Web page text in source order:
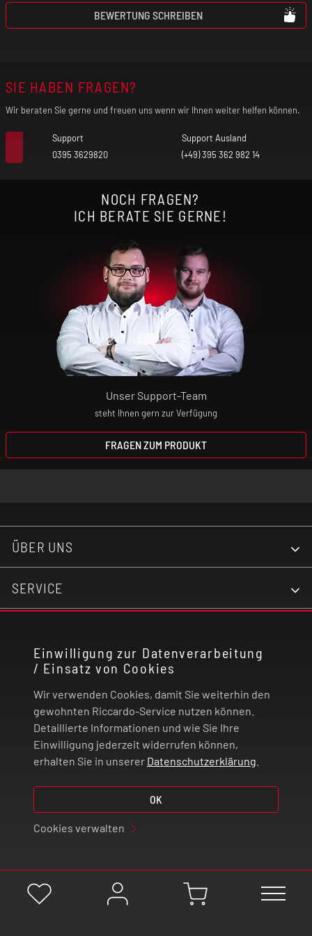
Einwilligung zur Datenverarbeitung
/ Einsatz von Cookies
Wir verwenden Cookies, damit Sie weiterhin den
gewohnten Riccardo-Service nutzen können.
Detaillierte Informationen und wie Sie Ihre
Einwilligung jederzeit widerrufen können,
erhalten Sie in unserer Datenschutzerklärung
OK
Cookies verwalten
Leistungsbereich: 5 - 95 W
0,96" TFT-Farbbildschirm
Widerstandsbereich: 0,05 - 3 Ohm
Ladespannung: 5 V
Max. Ladestrom: 1 A
Betrieben durch: 1 x 21700er / 18650er Akkuzelle
(Nicht im Lieferumfang enthalten!)
Anschluss: USB-C
Schutzfunktionen: Unterspannungsschutz,
Kurzschlussschutz, Überhitzungsschutz,
Zugdauerbegrenzung
BEWERTUNG SCHREIBEN
SIE HABEN FRAGEN?
Wir beraten Sie gerne und freuen uns wenn wir Ihnen weiter helfen können.
Support
0395 3629820
Support Ausland
(+49) 395 362 982 14
NOCH FRAGEN?
ICH BERATE SIE GERNE!
Unser Support-Team
steht Ihnen gern zur Verfügung
FRAGEN ZUM PRODUKT
ÜBER UNS
SERVICE
RECHTLICHES
ZAHLUNG UND VERSAND
VERTRAG WIDERRUFEN
© 2026 | Riccardo Onlinestore GmbH